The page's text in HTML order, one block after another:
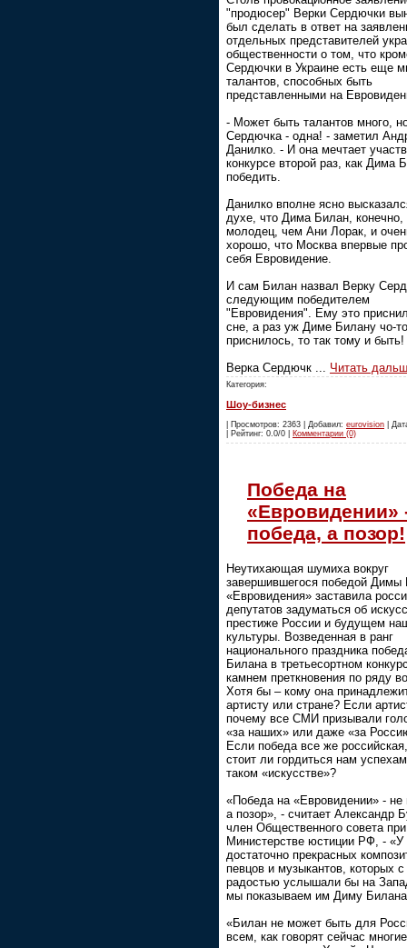
"продюсер" Верки Сердючки
был сделать в ответ на
отдельных представителей
общественности о том, что
Сердючки в Украине есть еще
талантов, способных быть
представленными на
- Может быть талантов много,
Сердючка - одна! - заметил
Данилко. - И она мечтает
конкурсе второй раз, как Дима
победить.
Данилко вполне ясно
духе, что Дима Билан,
молодец, чем Ани Лорак, и
хорошо, что Москва впервые
себя Евровидение.
И сам Билан назвал Верку
следующим победителем
"Евровидения". Ему это
сне, а раз уж Диме Билану чо-то
приснилось, то так тому и быть!
Верка Сердючк ... Читать
Категория:
Шоу-бизнес
| Просмотров: 2363 | Добавил: eurovision |
| Рейтинг: 0.0/0 | Комментарии (0)
Победа на
«Евровидении»
победа, а позор!
Неутихающая шумиха вокруг
завершившегося победой Димы
«Евровидения» заставила
депутатов задуматься об
престиже России и будущем
культуры. Возведенная в ранг
национального праздника
Билана в третьесортном
камнем преткновения по ряду
Хотя бы – кому она
артисту или стране? Если
почему все СМИ призывали
«за наших» или даже «за
Если победа все же
стоит ли гордиться нам
таком «искусстве»?
«Победа на «Евровидении» - не
а позор», - считает Александр
член Общественного совета при
Министерстве юстиции РФ, - «У
достаточно прекрасных
певцов и музыкантов, которых с
радостью услышали бы на
мы показываем им Диму
«Билан не может быть для
всем, как говорят сейчас